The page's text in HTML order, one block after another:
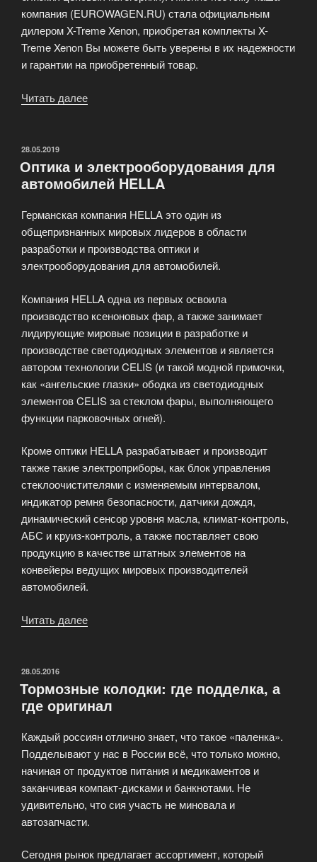
компания (EUROWAGEN.RU) стала официальным
дилером X-Treme Xenon, приобретая комплекты X-
Treme Xenon Вы можете быть уверены в их надежности
и гарантии на приобретенный товар.
Читать далее
автомобиля:»
ОПУБЛИКОВАНО
28.05.2019
Оптика и электрооборудования для
автомобилей HELLA
Германская компания HELLA это один из
общепризнанных мировых лидеров в области
разработки и производства оптики и
электрооборудования для автомобилей.
Компания HELLA одна из первых освоила
производство ксеноновых фар, а также занимает
лидирующие мировые позиции в разработке и
производстве светодиодных элементов и является
автором технологии CELIS (и такой модной примочки,
как «ангельские глазки» ободка из светодиодных
элементов CELIS за стеклом фары, выполняющего
функции парковочных огней).
Кроме оптики HELLA разрабатывает и производит
также такие электроприборы, как блок управления
стеклоочистителями с изменяемым интервалом,
индикатор ремня безопасности, датчики дождя,
динамический сенсор уровня масла, климат-контроль,
АБС и круиз-контроль, а также поставляет свою
продукцию в качестве штатных элементов на
конвейеры ведущих мировых производителей
автомобилей.
Читать далее
автомобилей
HELLA»
ОПУБЛИКОВАНО
28.05.2016
Тормозные колодки: где подделка, а
где оригинал
Каждый россиян отлично знает, что такое «паленка».
Подделывают у нас в России всё, что только можно,
начиная от продуктов питания и медикаментов и
заканчивая компакт-дисками и банкнотами. Не
удивительно, что сия участь не миновала и
автозапчасти.
Сегодня рынок предлагает ассортимент, который